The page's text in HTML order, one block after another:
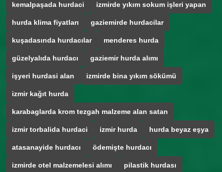
kemalpaşada hurdaci izmirde yıkım sokum işleri yapan
hurda klima fiyatları gaziemirde hurdacilar
kuşadasında hurdacılar menderes hurda
güzelyalıda hurdacı gaziemir hurda alımı
işyeri hurdasi alan izmirde bina yıkım sökümü
izmir kağıt hurda
karabaglarda krom tezgah malzeme alan satan
izmir torbalida hurdaci izmir hurda hurda beyaz eşya
atasanayide hurdacı ödemişte hurdacı
izmirde otel malzemelesi alımı pilastik hurdası